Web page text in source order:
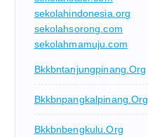
sekolahindonesia.org
sekolahsorong.com
sekolahmamuju.com
Bkkbntanjungpinang.org
Bkkbnpangkalpinang.org
Bkkbnbengkulu.org